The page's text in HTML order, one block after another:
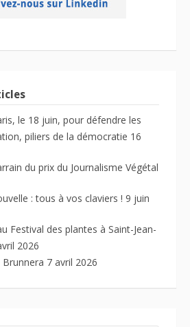
le 18 juin, pour défendre les
piliers de la démocratie 16
du prix du Journalisme Végétal
: tous à vos claviers ! 9 juin
Festival des plantes à Saint-Jean-
2026
7 avril 2026